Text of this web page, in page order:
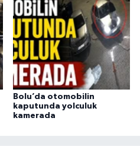
Bolu’da otomobilin
kaputunda yolculuk
kamerada